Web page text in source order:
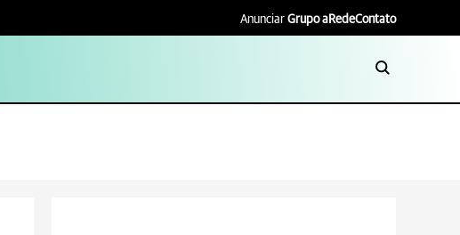
Anunciar Grupo aRedeContato